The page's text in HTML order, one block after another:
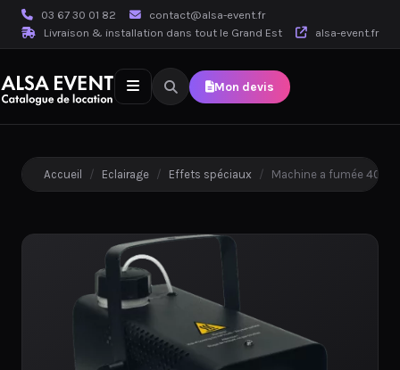
03 67 30 01 82
contact@alsa-event.fr
Livraison & installation dans tout le Grand Est
alsa-event.fr
Mon devis
Accueil / Eclairage / Effets spéciaux / Machine a fumée 400W